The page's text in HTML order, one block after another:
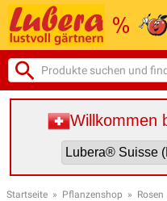
Willkommen
Startseite » Pflanzenshop » Rosen